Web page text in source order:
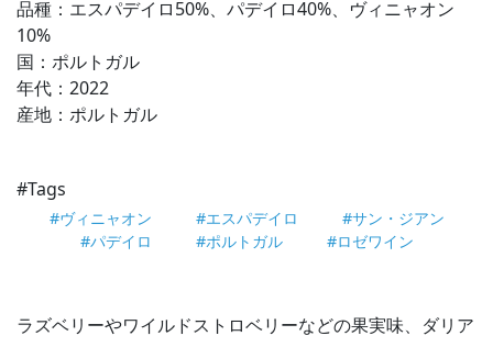
品種：エスパデイロ50%、パデイロ40%、ヴィニャオン
10%
国：ポルトガル
年代：2022
産地：ポルトガル
#Tags
#ヴィニャオン #エスパデイロ
#サン・ジアン
#パデイロ
#ポルトガル #ロゼワイン
ラズベリーやワイルドストロベリーなどの果実味、ダリア